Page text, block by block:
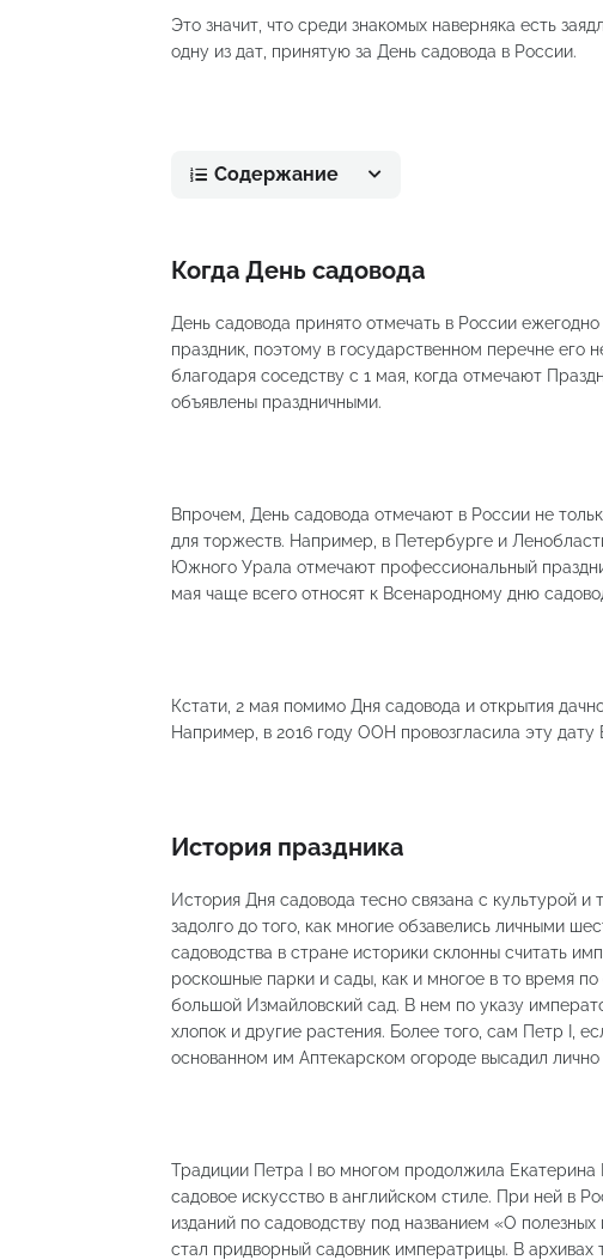
Это значит, что среди знакомых наверняка есть
одну из дат, принятую за День садовода в России.
Содержание
Когда День садовода
День садовода принято отмечать в России
праздник, поэтому в государственном перечне его
благодаря соседству с 1 мая, когда отмечают
объявлены праздничными.
Впрочем, День садовода отмечают в России не
для торжеств. Например, в Петербурге и
Южного Урала отмечают профессиональный
мая чаще всего относят к Всенародному дню
Кстати, 2 мая помимо Дня садовода и открытия
Например, в 2016 году ООН провозгласила эту
История праздника
История Дня садовода тесно связана с культурой
задолго до того, как многие обзавелись личными
садоводства в стране историки склонны считать
роскошные парки и сады, как и многое в то время
большой Измайловский сад. В нем по указу
хлопок и другие растения. Более того, сам Петр I,
основанном им Аптекарском огороде высадил лично
Традиции Петра I во многом продолжила
садовое искусство в английском стиле. При ней в
изданий по садоводству под названием «О
стал придворный садовник императрицы. В